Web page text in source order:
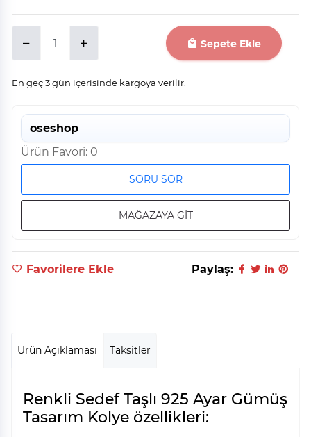
Sepete Ekle
En geç 3 gün içerisinde kargoya verilir.
oseshop
Ürün Favori: 0
SORU SOR
MAĞAZAYA GİT
Favorilere Ekle Paylaş:
Ürün Açıklaması Taksitler
Renkli Sedef Taşlı 925 Ayar Gümüş
Tasarım Kolye özellikleri: